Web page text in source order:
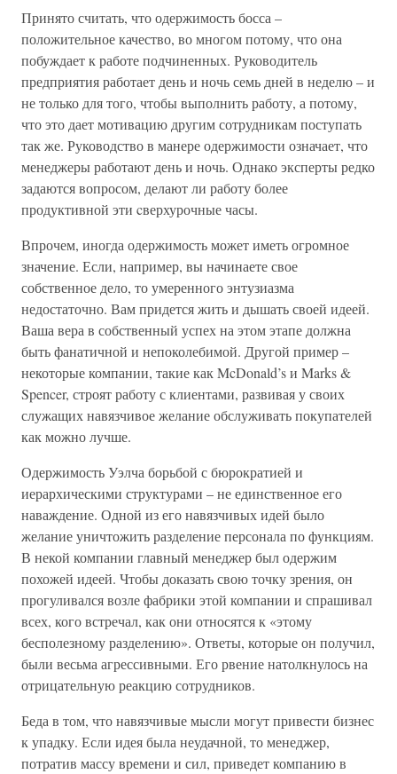
Принято считать, что одержимость босса –
положительное качество, во многом потому, что она
побуждает к работе подчиненных. Руководитель
предприятия работает день и ночь семь дней в неделю – и
не только для того, чтобы выполнить работу, а потому,
что это дает мотивацию другим сотрудникам поступать
так же. Руководство в манере одержимости означает, что
менеджеры работают день и ночь. Однако эксперты редко
задаются вопросом, делают ли работу более
продуктивной эти cверхурочные часы.
Впрочем, иногда одержимость может иметь огромное
значение. Если, например, вы начинаете свое
собственное дело, то умеренного энтузиазма
недостаточно. Вам придется жить и дышать своей идеей.
Ваша вера в собственный успех на этом этапе должна
быть фанатичной и непоколебимой. Другой пример –
некоторые компании, такие как McDonald’s и Marks &
Spencer, строят работу с клиентами, развивая у своих
служащих навязчивое желание обслуживать покупателей
как можно лучше.
Одержимость Уэлча борьбой с бюрократией и
иерархическими структурами – не единственное его
наваждение. Одной из его навязчивых идей было
желание уничтожить разделение персонала по функциям.
В некой компании главный менеджер был одержим
похожей идеей. Чтобы доказать свою точку зрения, он
прогуливался возле фабрики этой компании и спрашивал
всех, кого встречал, как они относятся к «этому
бесполезному разделению». Ответы, которые он получил,
были весьма агрессивными. Его рвение натолкнулось на
отрицательную реакцию сотрудников.
Беда в том, что навязчивые мысли могут привести бизнес
к упадку. Если идея была неудачной, то менеджер,
потратив массу времени и сил, приведет компанию в